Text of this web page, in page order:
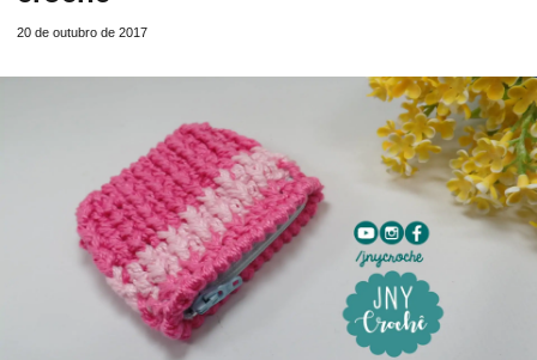
20 de outubro de 2017